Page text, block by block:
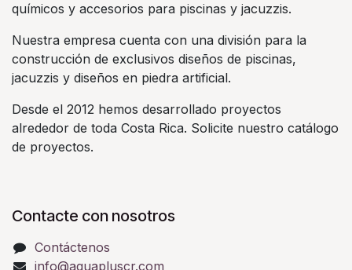
químicos y accesorios para piscinas y jacuzzis.
Nuestra empresa cuenta con una división para la
construcción de exclusivos diseños de piscinas,
jacuzzis y diseños en piedra artificial.
Desde el 2012 hemos desarrollado proyectos
alrededor de toda Costa Rica. Solicite nuestro catálogo
de proyectos.
Contacte con nosotros
Contáctenos
info@aquapluscr.com